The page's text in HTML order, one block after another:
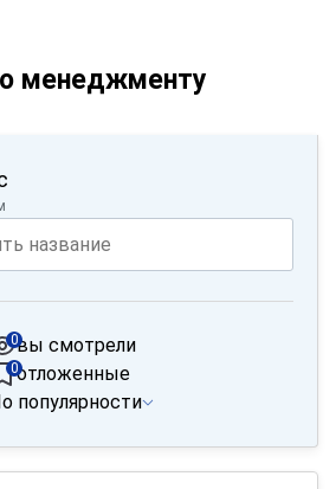
менеджменту
вы смотрели
0
отложенные
0
популярности